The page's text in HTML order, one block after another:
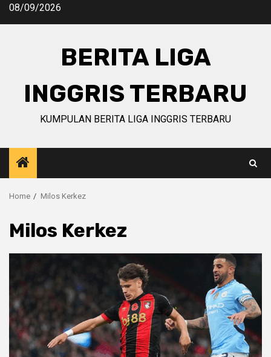
Skip08/09/2026
BERITA LIGA
INGGRIS TERBARU
KUMPULAN BERITA LIGA INGGRIS TERBARU
Home Milos Kerkez
Milos Kerkez